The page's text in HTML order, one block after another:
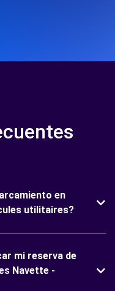
en
utilitaires?
mi reserva de
Navette -